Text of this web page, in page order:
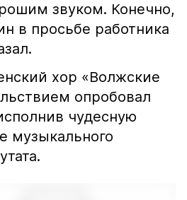
звуком. Конечно,
в просьбе работника
хор «Волжские
опробовал
чудесную
музыкального